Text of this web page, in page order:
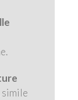
simile